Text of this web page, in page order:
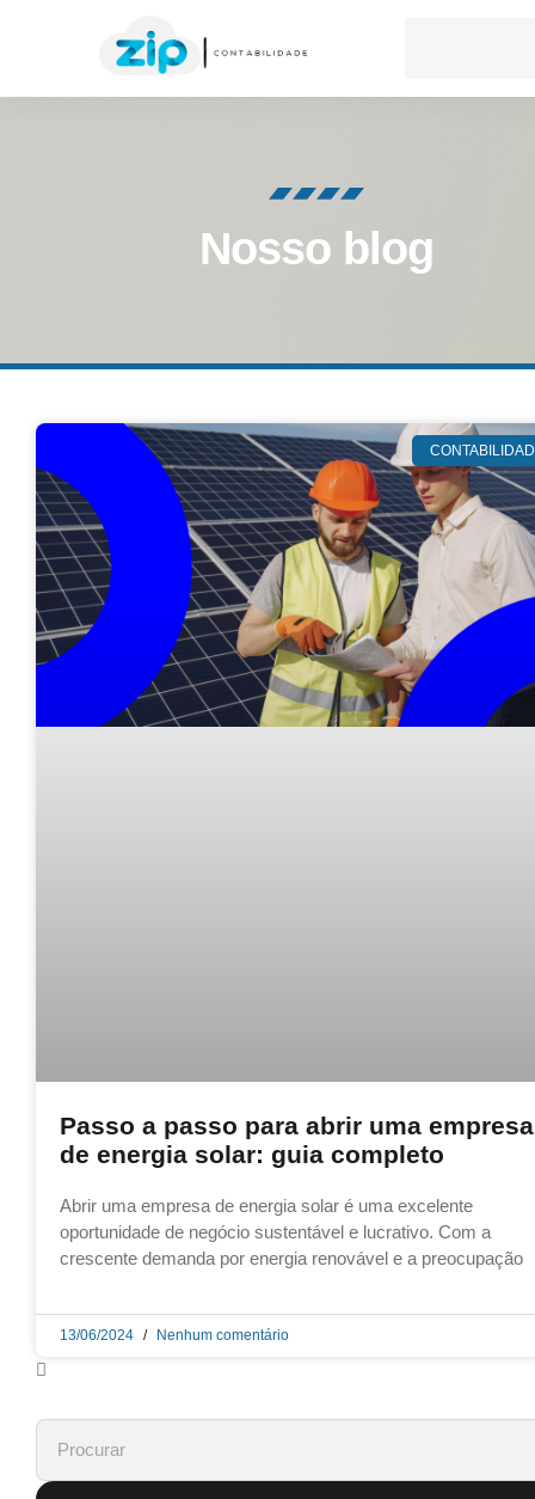
Nosso blog
Passo a passo para abrir uma empresa
de energia solar: guia completo
Abrir uma empresa de energia solar é uma excelente
oportunidade de negócio sustentável e lucrativo. Com a
crescente demanda por energia renovável e a preocupação
13/06/2024 Nenhum comentário